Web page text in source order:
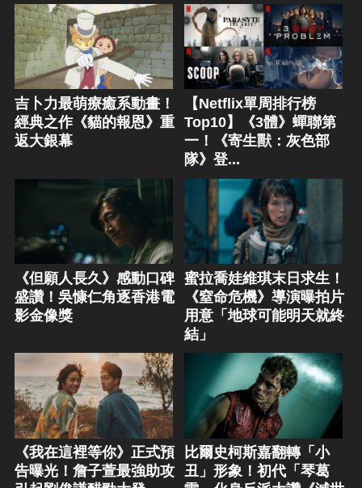
吉卜力最萌療癒系動畫！
經典之作《貓的報恩》重
返大銀幕
【Netflix單周排行榜
Top10】《3體》蟬聯第
一！《寄生獸：灰色部
隊》登...
《但願人長久》感動口碑
盛讚！吳慷仁角逐香港電
影金像獎
蜜拉喬娃維琪末日求生！
《窒命危機》導演曝拍片
用意「地球可能明天就終
結」
《我在這裡等你》正式預
告曝光！詹子萱最強助攻
比爾史柯斯嘉翻轉「小
丑」形象！初代「琴葛